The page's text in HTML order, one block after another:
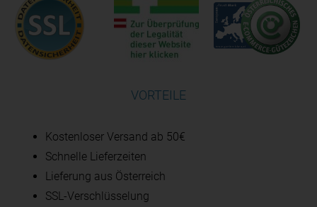
VORTEILE
Kostenloser Versand ab 50€
Schnelle Lieferzeiten
Lieferung aus Österreich
SSL-Verschlüsselung